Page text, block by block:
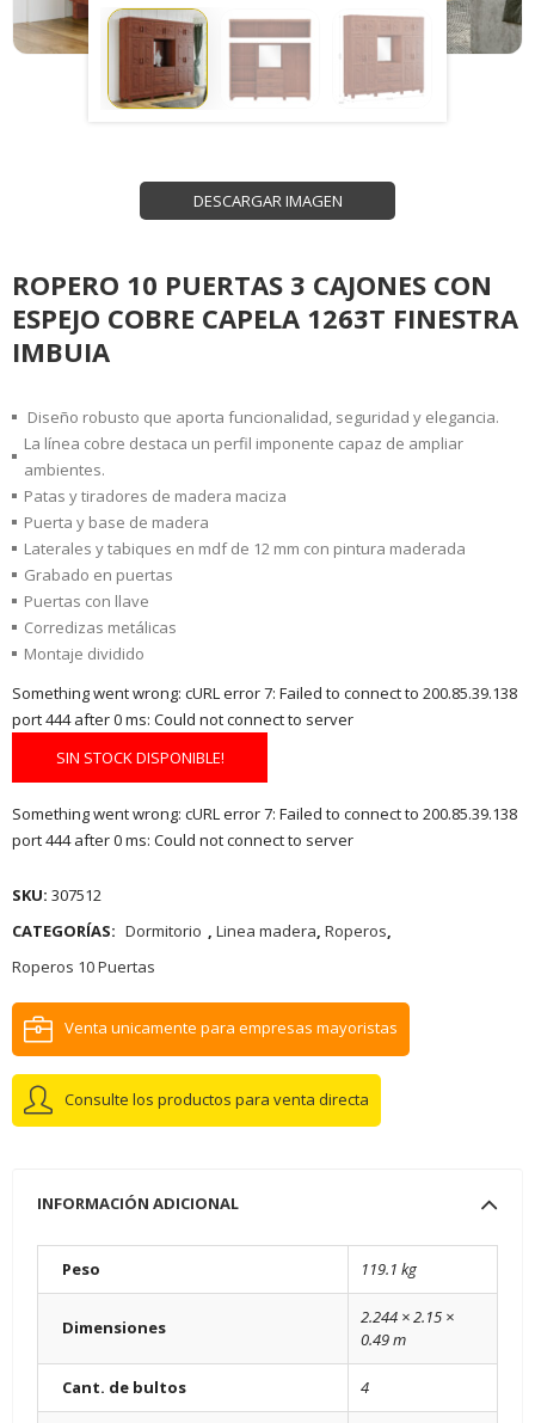
DESCARGAR IMAGEN
ROPERO 10 PUERTAS 3 CAJONES CON
ESPEJO COBRE CAPELA 1263T FINESTRA
IMBUIA
Diseño robusto que aporta funcionalidad, seguridad y elegancia.
La línea cobre destaca un perfil imponente capaz de ampliar
ambientes.
Patas y tiradores de madera maciza
Puerta y base de madera
Laterales y tabiques en mdf de 12 mm con pintura maderada
Grabado en puertas
Puertas con llave
Corredizas metálicas
Montaje dividido
Something went wrong: cURL error 7: Failed to connect to 200.85.39.138
port 444 after 0 ms: Could not connect to server
SIN STOCK DISPONIBLE!
Something went wrong: cURL error 7: Failed to connect to 200.85.39.138
port 444 after 0 ms: Could not connect to server
SKU: 307512
CATEGORÍAS: Dormitorio , Linea madera, Roperos,
Roperos 10 Puertas
Venta unicamente para empresas mayoristas
Consulte los productos para venta directa
INFORMACIÓN ADICIONAL
Peso 119.1 kg
Dimensiones
2.244 × 2.15 ×
0.49 m
Cant. de bultos 4